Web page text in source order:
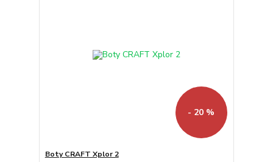
- 20 %
Boty CRAFT Xplor 2